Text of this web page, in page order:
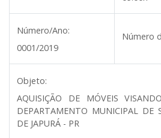
Número/Ano:
0001/2019
Número
Objeto:
AQUISIÇÃO DE MÓVEIS
DEPARTAMENTO MUNICIPAL DE
DE JAPURÁ - PR